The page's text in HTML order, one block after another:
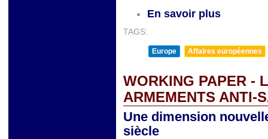
En savoir plus
TAGS:
Europe Affaires européennes
WORKING PAPER -
ARMEMENTS ANTI-
Une dimension
siècle